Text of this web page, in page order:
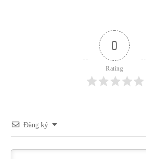
0
Rating
Đăng ký